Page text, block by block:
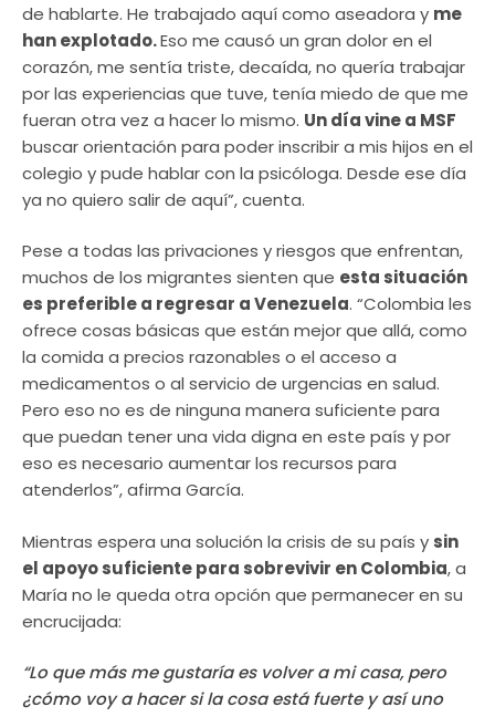
de hablarte. He trabajado aquí como aseadora y me
han explotado.Eso me causó un gran dolor en el
corazón, me sentía triste, decaída, no quería trabajar
por las experiencias que tuve, tenía miedo de que me
fueran otra vez a hacer lo mismo. Un día vine a MSF
buscar orientación para poder inscribir a mis hijos en el
colegio y pude hablar con la psicóloga. Desde ese día
ya no quiero salir de aquí”, cuenta.
Pese a todas las privaciones y riesgos que enfrentan,
muchos de los migrantes sienten que esta situación
es preferible a regresar a Venezuela. “Colombia les
ofrece cosas básicas que están mejor que allá, como
la comida a precios razonables o el acceso a
medicamentos o al servicio de urgencias en salud.
Pero eso no es de ninguna manera suficiente para
que puedan tener una vida digna en este país y por
eso es necesario aumentar los recursos para
atenderlos”, afirma García.
Mientras espera una solución la crisis de su país y sin
el apoyo suficiente para sobrevivir en Colombia, a
María no le queda otra opción que permanecer en su
encrucijada:
“Lo que más me gustaría es volver a mi casa, pero
¿cómo voy a hacer si la cosa está fuerte y así uno